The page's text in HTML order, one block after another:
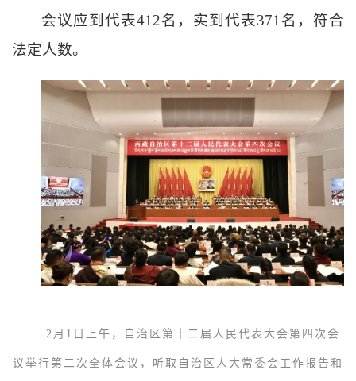
会议应到代表412名，实到代表371名，符合
法定人数。
2月1日上午，自治区第十二届人民代表大会第四次会
议举行第二次全体会议，听取自治区人大常委会工作报告和